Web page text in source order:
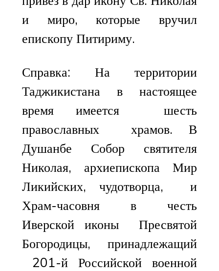
и миро, которые вручил
епископу Питириму.
Справка: На территории
Таджикистана в настоящее
время имеется шесть
православных храмов. В
Душанбе Собор святителя
Николая, архиепископа Мир
Ликийских, чудотворца, и
Храм-часовня в честь
Иверской иконы Пресвятой
Богородицы, принадлежащий
201-й Российской военной